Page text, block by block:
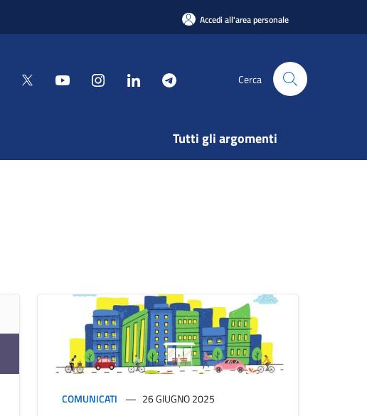
Accedi all'area personale
Cerca
Tutti gli argomenti
COMUNICATI 26 GIUGNO 2025